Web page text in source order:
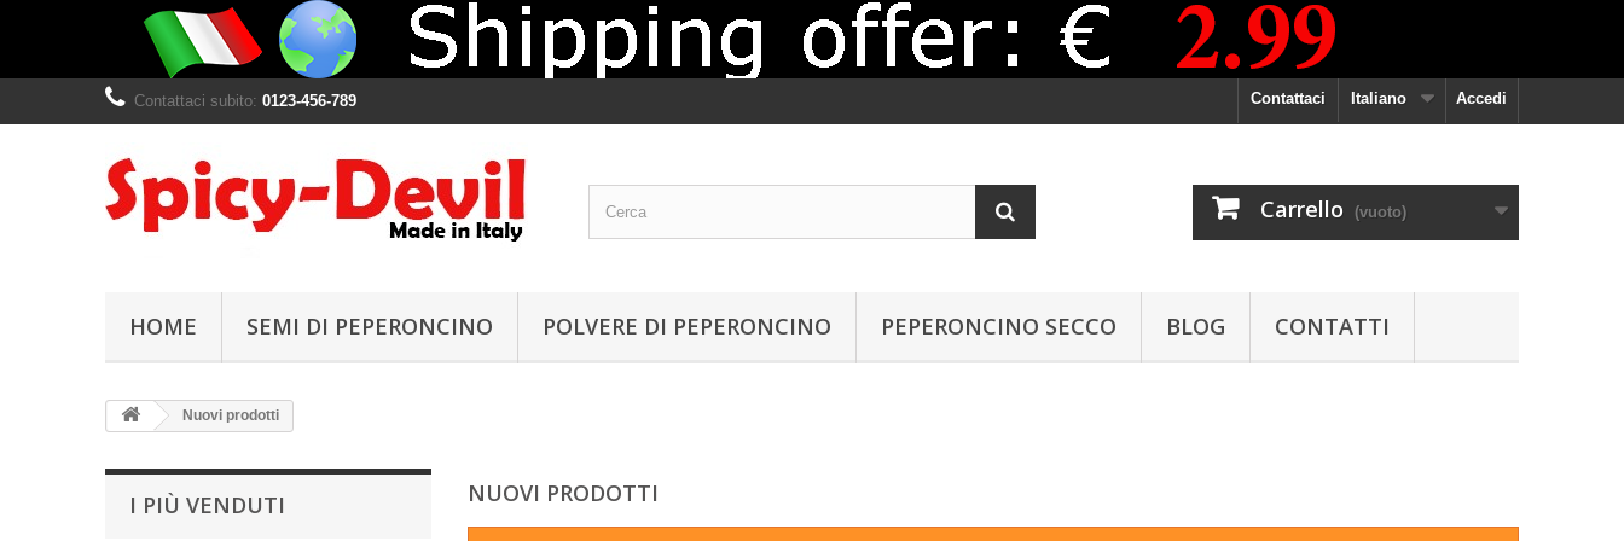
Accedi
Italiano
Contattaci
Contattaci subito: 0123-456-789
Carrello (vuoto)
HOME SEMI DI PEPERONCINO POLVERE DI PEPERONCINO PEPERONCINO SECCO BLOG CONTATTI
Nuovi prodotti
I PIÙ VENDUTI NUOVI PRODOTTI